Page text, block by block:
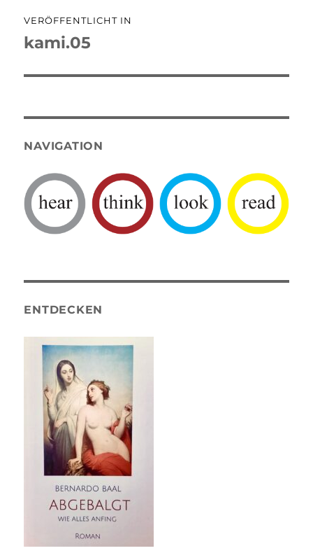
VERÖFFENTLICHT IN
kami.05
NAVIGATION
ENTDECKEN